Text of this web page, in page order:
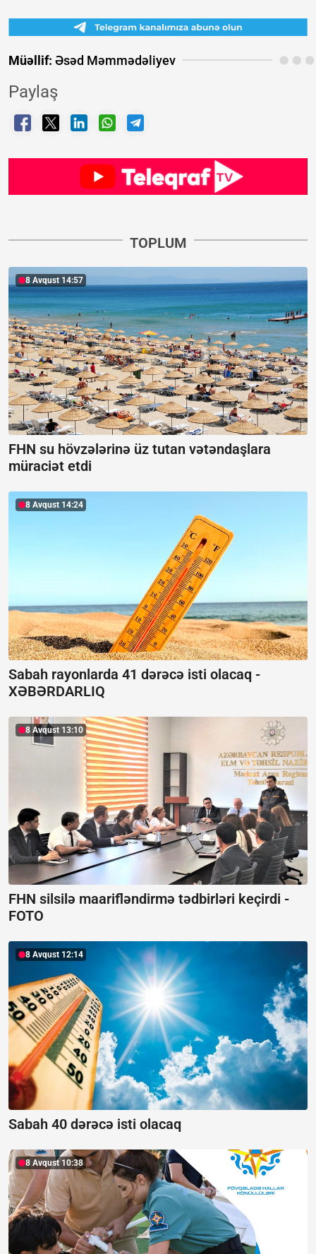
Müəllif: Əsəd Məmmədəliyev
Paylaş
TOPLUM
8 Avqust 14:57
FHN su hövzələrinə üz tutan vətəndaşlara
müraciət etdi
8 Avqust 14:24
Sabah rayonlarda 41 dərəcə isti olacaq -
XƏBƏRDARLIQ
8 Avqust 13:10
FHN silsilə maarifləndirmə tədbirləri keçirdi -
FOTO
8 Avqust 12:14
Sabah 40 dərəcə isti olacaq
8 Avqust 10:38